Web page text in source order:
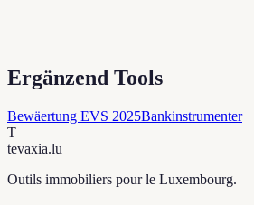
Ergänzend Tools
Bewäertung EVS 2025Bankinstrumenter
T
tevaxia.lu
Outils immobiliers pour le Luxembourg.